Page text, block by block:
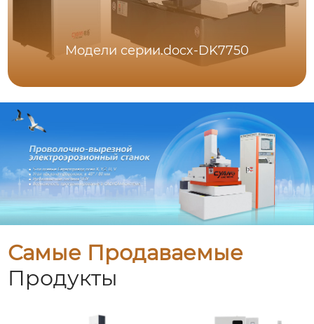
Модели серии.docx-DK7750
Самые Продаваемые
Продукты